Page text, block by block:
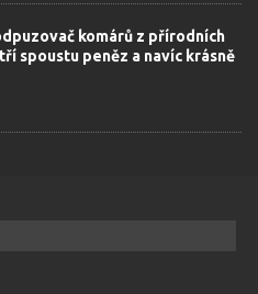
komárů z přírodních
spoustu peněz a navíc krásně